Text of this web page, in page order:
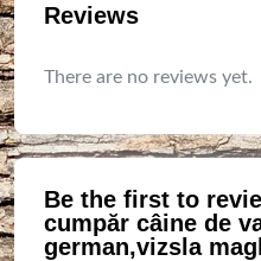
Reviews
There are no reviews yet.
Be the first to
cumpăr câine de
german,vizsla